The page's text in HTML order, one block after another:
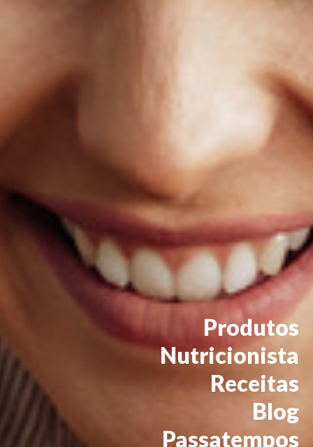
Produtos
Nutricionista
Receitas
Blog
Passatempos